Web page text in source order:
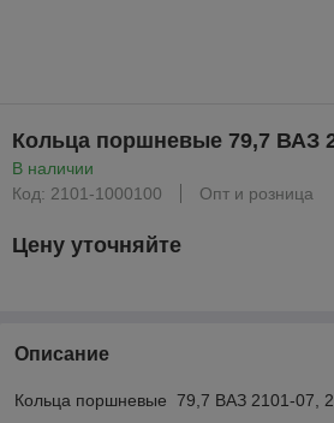
Кольца поршневые 79,7 ВАЗ
В наличии
Код: 2101-1000100
Опт и розница
Цену уточняйте
Описание
Кольца поршневые 79,7 ВАЗ 2101-07,